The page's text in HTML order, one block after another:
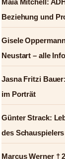
Maia Mitchell:
Beziehung und
Gisele
Neustart – alle
Jasna Fritzi
im Porträt
Günter Strack:
des Schauspielers
Marcus Werner †